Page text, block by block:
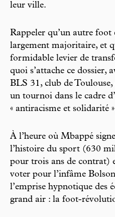
leur ville.
Rappeler qu’un autre foot
largement majoritaire, et
formidable levier de
quoi s’attache ce dossier,
BLS 31, club de
un tournoi dans le cadre
« antiracisme et solidarité »
À l’heure où Mbappé
l’histoire du sport (630
pour trois ans de contrat)
voter pour l’infâme
l’emprise hypnotique des
grand air : la foot-